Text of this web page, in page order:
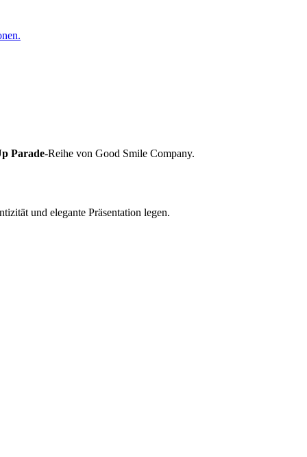
Parade-Reihe von Good Smile Company.
und elegante Präsentation legen.